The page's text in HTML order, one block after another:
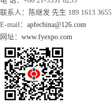
联系人：陈继发 先生 189 1613 3655
E-mail： apfechina@126.com
网址： www.fyexpo.com